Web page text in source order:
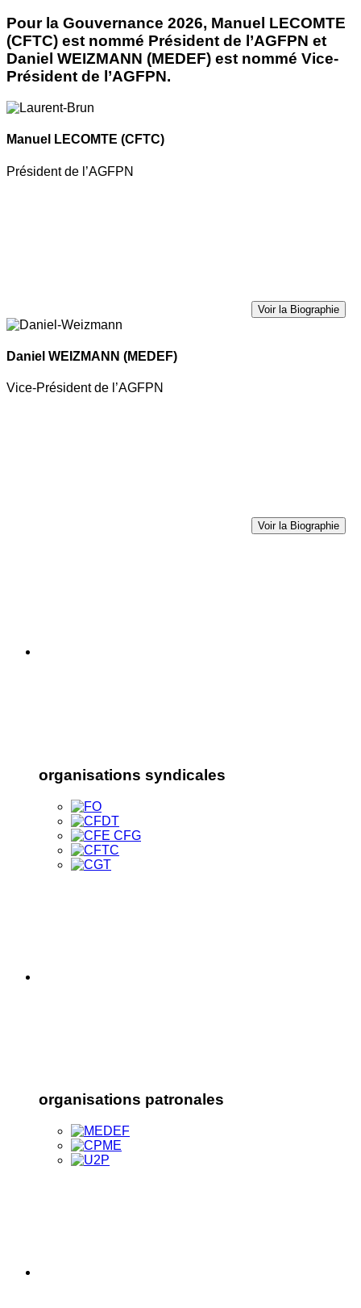
Pour la Gouvernance 2026, Manuel LECOMTE
(CFTC) est nommé Président de l’AGFPN et
Daniel WEIZMANN (MEDEF) est nommé Vice-
Président de l’AGFPN.
Manuel LECOMTE (CFTC)
Président de l’AGFPN
Voir la Biographie
Daniel WEIZMANN (MEDEF)
Vice-Président de l’AGFPN
Voir la Biographie
organisations syndicales
organisations patronales